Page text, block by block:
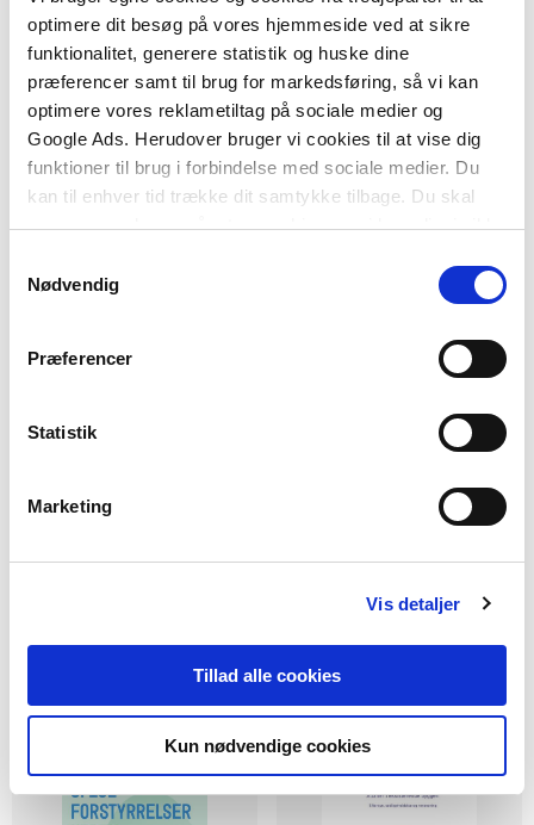
optimere dit besøg på vores hjemmeside ved at sikre
funktionalitet, generere statistik og huske dine
præferencer samt til brug for markedsføring, så vi kan
optimere vores reklametiltag på sociale medier og
Google Ads. Herudover bruger vi cookies til at vise dig
funktioner til brug i forbindelse med sociale medier. Du
kan til enhver tid trække dit samtykke tilbage. Du skal
være opmærksom på, at vores hjemmeside muligvis ikke
tilbagetrækker et samtykke.
Nødvendig
Præferencer
Statistik
Marketing
Vis detaljer
Tillad alle cookies
Kun nødvendige cookies
Rusmidler i det danske
samfund
Torsten Kolind Sidsel Helena Karsberg
Fra
Ritualer i organisationer
Michael Højlund Larsen
2 formater
misofoni
Guri Engernes Nielsen
Fra